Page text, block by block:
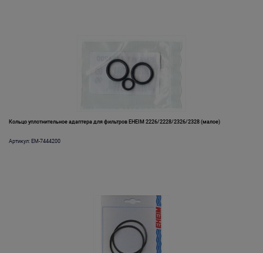
Кольцо уплотнительное адаптера для фильтров EHEIM 2226/2228/2326/2328 (малое)
Артикул: EM-7444200